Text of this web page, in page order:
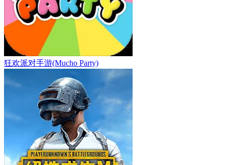
狂欢派对手游(Mucho Party)